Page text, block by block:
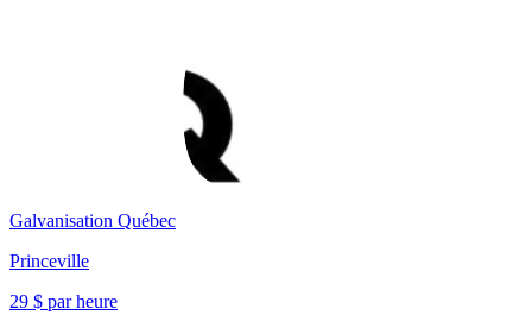
Galvanisation Québec
Princeville
29 $ par heure